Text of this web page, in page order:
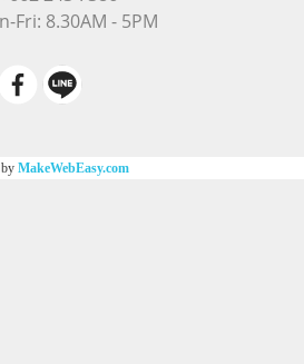
Fri: 8.30AM - 5PM
MakeWebEasy.com